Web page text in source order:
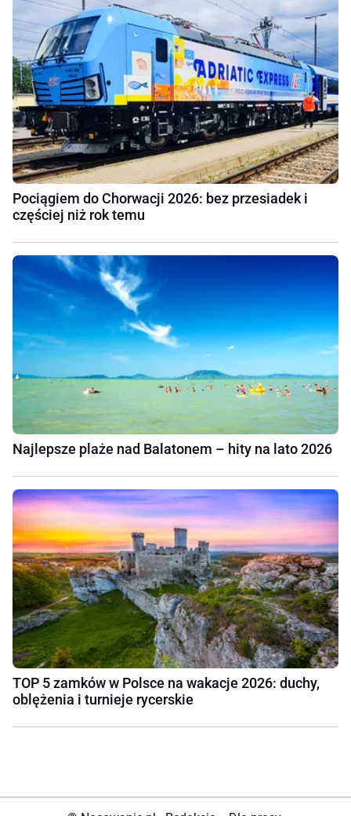
Pociągiem do Chorwacji 2026: bez przesiadek i
częściej niż rok temu
Najlepsze plaże nad Balatonem – hity na lato 2026
TOP 5 zamków w Polsce na wakacje 2026: duchy,
oblężenia i turnieje rycerskie